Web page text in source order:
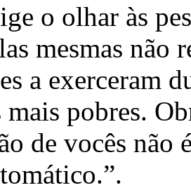
o olhar às
mesmas não
a exerceram
mais pobres.
de vocês não